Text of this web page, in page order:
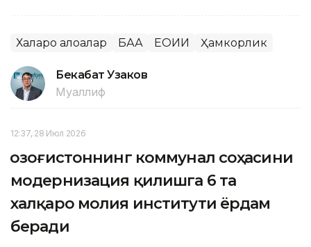
Халқаро алоқалар БАА ЕОИИ Ҳамкорлик
Бекабат Узаков
Муаллиф
12:37, 28 Июл 2026
Қозоғистоннинг коммунал соҳасини
модернизация қилишга 6 та
халқаро молия институти ёрдам
беради